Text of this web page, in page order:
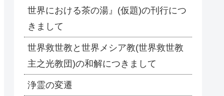
世界における茶の湯』(仮題)の刊行につ
きまして
世界救世教と世界メシア教(世界救世教
主之光教団)の和解につきまして
浄霊の変遷